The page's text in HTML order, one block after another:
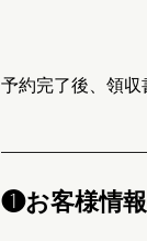
予約完了後、領収
❶お客様情